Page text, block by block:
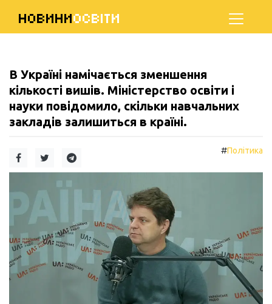
НОВИНИОСВІТИ
В Україні намічається зменшення
кількості вишів. Міністерство освіти і
науки повідомило, скільки навчальних
закладів залишиться в країні.
#Політика